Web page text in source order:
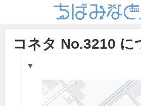
コネタ No.3210 に
▼